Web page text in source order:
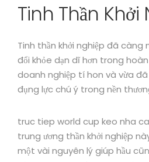
Tinh Thần Khởi
Tinh thần khởi nghiệp đã càng
đổi khỏe dạn dĩ hơn trong
doanh nghiệp tí hon và vừa
đụng lực chú ý trong nền
truc tiep world cup keo nha
trung ương thần khởi nghiệp
một vài nguyên lý giúp hầu